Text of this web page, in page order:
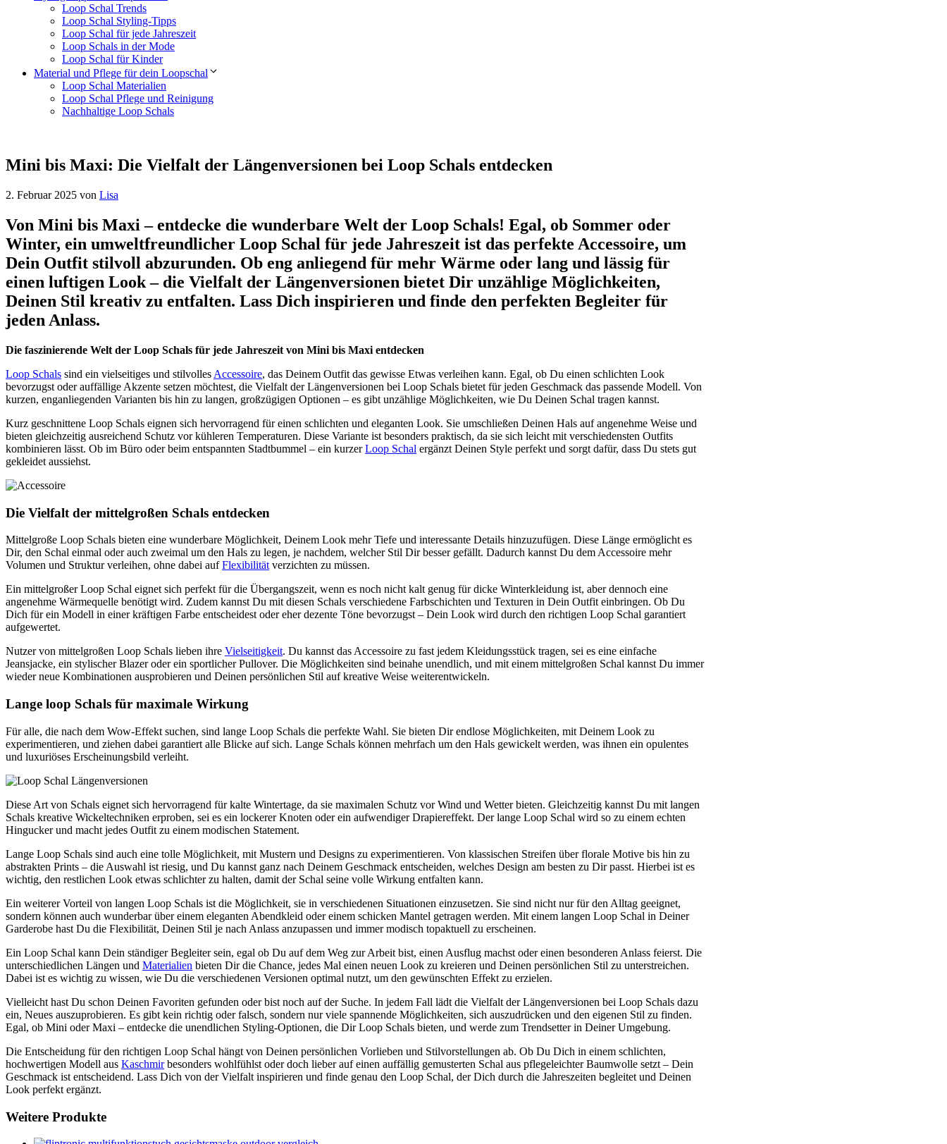
Loop Schal Trends
Loop Schal Styling-Tipps
Loop Schal für jede Jahreszeit
Loop Schals in der Mode
Loop Schal für Kinder
Material und Pflege für dein Loopschal
Loop Schal Materialien
Loop Schal Pflege und Reinigung
Nachhaltige Loop Schals
Mini bis Maxi: Die Vielfalt der Längenversionen bei Loop Schals entdecken
2. Februar 2025 von Lisa
Von Mini bis Maxi – entdecke die wunderbare Welt der Loop Schals! Egal, ob Sommer oder
Winter, ein umweltfreundlicher Loop Schal für jede Jahreszeit ist das perfekte Accessoire, um
Dein Outfit stilvoll abzurunden. Ob eng anliegend für mehr Wärme oder lang und lässig für
einen luftigen Look – die Vielfalt der Längenversionen bietet Dir unzählige Möglichkeiten,
Deinen Stil kreativ zu entfalten. Lass Dich inspirieren und finde den perfekten Begleiter für
jeden Anlass.
Die faszinierende Welt der Loop Schals für jede Jahreszeit von Mini bis Maxi entdecken
Loop Schals sind ein vielseitiges und stilvolles Accessoire, das Deinem Outfit das gewisse Etwas verleihen kann. Egal, ob Du einen schlichten Look
bevorzugst oder auffällige Akzente setzen möchtest, die Vielfalt der Längenversionen bei Loop Schals bietet für jeden Geschmack das passende Modell. Von
kurzen, enganliegenden Varianten bis hin zu langen, großzügigen Optionen – es gibt unzählige Möglichkeiten, wie Du Deinen Schal tragen kannst.
Kurz geschnittene Loop Schals eignen sich hervorragend für einen schlichten und eleganten Look. Sie umschließen Deinen Hals auf angenehme Weise und
bieten gleichzeitig ausreichend Schutz vor kühleren Temperaturen. Diese Variante ist besonders praktisch, da sie sich leicht mit verschiedensten Outfits
kombinieren lässt. Ob im Büro oder beim entspannten Stadtbummel – ein kurzerLoop Schal ergänzt Deinen Style perfekt und sorgt dafür, dass Du stets gut
gekleidet aussiehst.
Die Vielfalt der mittelgroßen Schals entdecken
Mittelgroße Loop Schals bieten eine wunderbare Möglichkeit, Deinem Look mehr Tiefe und interessante Details hinzuzufügen. Diese Länge ermöglicht es
Dir, den Schal einmal oder auch zweimal um den Hals zu legen, je nachdem, welcher Stil Dir besser gefällt. Dadurch kannst Du dem Accessoire mehr
Volumen und Struktur verleihen, ohne dabei aufFlexibilität verzichten zu müssen.
Ein mittelgroßer Loop Schal eignet sich perfekt für die Übergangszeit, wenn es noch nicht kalt genug für dicke Winterkleidung ist, aber dennoch eine
angenehme Wärmequelle benötigt wird. Zudem kannst Du mit diesen Schals verschiedene Farbschichten und Texturen in Dein Outfit einbringen. Ob Du
Dich für ein Modell in einer kräftigen Farbe entscheidest oder eher dezente Töne bevorzugst – Dein Look wird durch den richtigen Loop Schal garantiert
aufgewertet.
Nutzer von mittelgroßen Loop Schals lieben ihre Vielseitigkeit. Du kannst das Accessoire zu fast jedem Kleidungsstück tragen, sei es eine einfache
Jeansjacke, ein stylischer Blazer oder ein sportlicher Pullover. Die Möglichkeiten sind beinahe unendlich, und mit einem mittelgroßen Schal kannst Du immer
wieder neue Kombinationen ausprobieren und Deinen persönlichen Stil auf kreative Weise weiterentwickeln.
Lange loop Schals für maximale Wirkung
Für alle, die nach dem Wow-Effekt suchen, sind lange Loop Schals die perfekte Wahl. Sie bieten Dir endlose Möglichkeiten, mit Deinem Look zu
experimentieren, und ziehen dabei garantiert alle Blicke auf sich. Lange Schals können mehrfach um den Hals gewickelt werden, was ihnen ein opulentes
und luxuriöses Erscheinungsbild verleiht.
Diese Art von Schals eignet sich hervorragend für kalte Wintertage, da sie maximalen Schutz vor Wind und Wetter bieten. Gleichzeitig kannst Du mit langen
Schals kreative Wickeltechniken erproben, sei es ein lockerer Knoten oder ein aufwendiger Drapiereffekt. Der lange Loop Schal wird so zu einem echten
Hingucker und macht jedes Outfit zu einem modischen Statement.
Lange Loop Schals sind auch eine tolle Möglichkeit, mit Mustern und Designs zu experimentieren. Von klassischen Streifen über florale Motive bis hin zu
abstrakten Prints – die Auswahl ist riesig, und Du kannst ganz nach Deinem Geschmack entscheiden, welches Design am besten zu Dir passt. Hierbei ist es
wichtig, den restlichen Look etwas schlichter zu halten, damit der Schal seine volle Wirkung entfalten kann.
Ein weiterer Vorteil von langen Loop Schals ist die Möglichkeit, sie in verschiedenen Situationen einzusetzen. Sie sind nicht nur für den Alltag geeignet,
sondern können auch wunderbar über einem eleganten Abendkleid oder einem schicken Mantel getragen werden. Mit einem langen Loop Schal in Deiner
Garderobe hast Du die Flexibilität, Deinen Stil je nach Anlass anzupassen und immer modisch topaktuell zu erscheinen.
Ein Loop Schal kann Dein ständiger Begleiter sein, egal ob Du auf dem Weg zur Arbeit bist, einen Ausflug machst oder einen besonderen Anlass feierst. Die
unterschiedlichen Längen und Materialien bieten Dir die Chance, jedes Mal einen neuen Look zu kreieren und Deinen persönlichen Stil zu unterstreichen.
Dabei ist es wichtig zu wissen, wie Du die verschiedenen Versionen optimal nutzt, um den gewünschten Effekt zu erzielen.
Vielleicht hast Du schon Deinen Favoriten gefunden oder bist noch auf der Suche. In jedem Fall lädt die Vielfalt der Längenversionen bei Loop Schals dazu
ein, Neues auszuprobieren. Es gibt kein richtig oder falsch, sondern nur viele spannende Möglichkeiten, sich auszudrücken und den eigenen Stil zu finden.
Egal, ob Mini oder Maxi – entdecke die unendlichen Styling-Optionen, die Dir Loop Schals bieten, und werde zum Trendsetter in Deiner Umgebung.
Die Entscheidung für den richtigen Loop Schal hängt von Deinen persönlichen Vorlieben und Stilvorstellungen ab. Ob Du Dich in einem schlichten,
hochwertigen Modell aus Kaschmirbesonders wohlfühlst oder doch lieber auf einen auffällig gemusterten Schal aus pflegeleichter Baumwolle setzt – Dein
Geschmack ist entscheidend. Lass Dich von der Vielfalt inspirieren und finde genau den Loop Schal, der Dich durch die Jahreszeiten begleitet und Deinen
Look perfekt ergänzt.
Weitere Produkte